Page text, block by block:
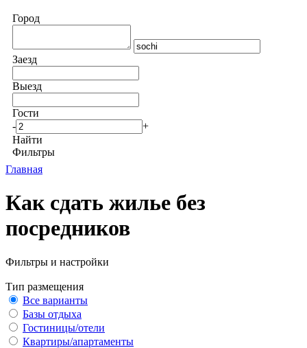
Город
Заезд
Выезд
Гости
-
+
Найти
Фильтры
Главная
Как сдать жилье без
посредников
Фильтры и настройки
Тип размещения
Все варианты
Базы отдыха
Гостиницы/отели
Квартиры/апартаменты